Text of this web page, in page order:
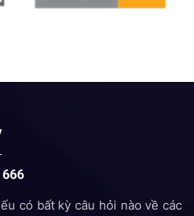
có bất kỳ câu hỏi nào về các